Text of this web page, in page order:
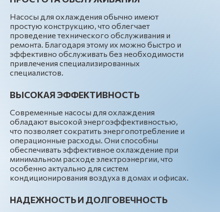
Насосы для охлаждения обычно имеют
простую конструкцию, что облегчает
проведение технического обслуживания и
ремонта. Благодаря этому их можно быстро и
эффективно обслуживать без необходимости
привлечения специализированных
специалистов.
ВЫСОКАЯ ЭФФЕКТИВНОСТЬ
Современные насосы для охлаждения
обладают высокой энергоэффективностью,
что позволяет сократить энергопотребление и
операционные расходы. Они способны
обеспечивать эффективное охлаждение при
минимальном расходе электроэнергии, что
особенно актуально для систем
кондиционирования воздуха в домах и офисах.
НАДЕЖНОСТЬ И ДОЛГОВЕЧНОСТЬ